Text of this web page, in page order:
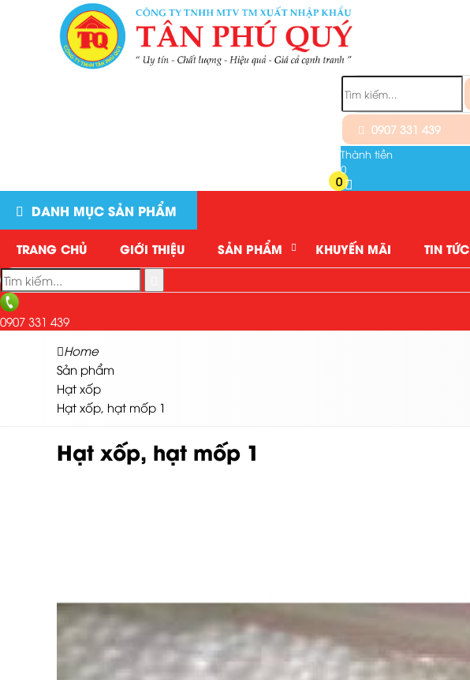
0907 331 439
Thành tiền
0
0
DANH MỤC SẢN PHẨM
TRANG CHỦ GIỚI THIỆU SẢN PHẨM KHUYẾN MÃI TIN TỨC
0907 331 439
Home
Sản phẩm
Hạt xốp
Hạt xốp, hạt mốp 1
Hạt xốp, hạt mốp 1